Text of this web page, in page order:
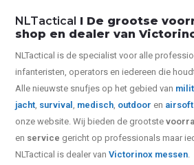
NLTactical I De grootse
shop en dealer van
NLTactical is de specialist voor alle
infanteristen, operators en iedereen die
Alle nieuwste snufjes op het gebied van
jacht, survival, medisch, outdoor en airsoft
onze website.Wij bieden de grootste
en service gericht op professionals maar
NLTactical is dealer vanVictorinox messen.